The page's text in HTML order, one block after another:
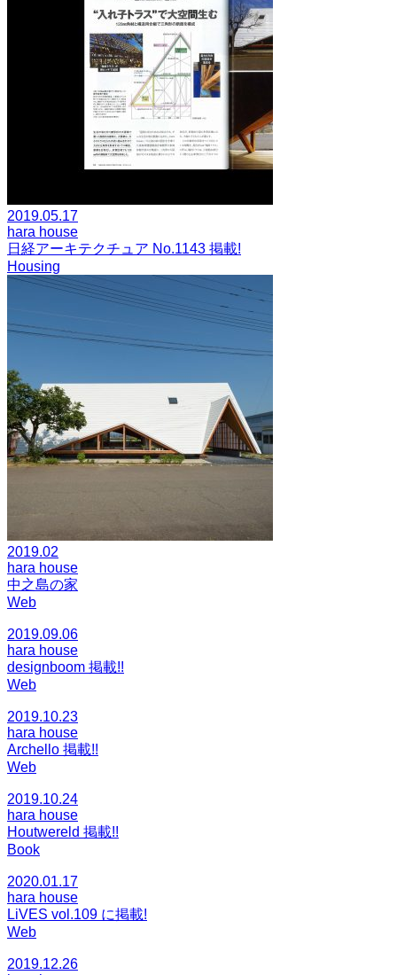
2019.05.17
hara house
日経アーキテクチュア No.1143 掲載!
Housing
2019.02
hara house
中之島の家
Web
2019.09.06
hara house
designboom 掲載!!
Web
2019.10.23
hara house
Archello 掲載!!
Web
2019.10.24
hara house
Houtwereld 掲載!!
Book
2020.01.17
hara house
LiVES vol.109 に掲載!
Web
2019.12.26